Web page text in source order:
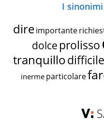
I
dire importante
dolce prolisso
tranquillodifficile
inerme particolare